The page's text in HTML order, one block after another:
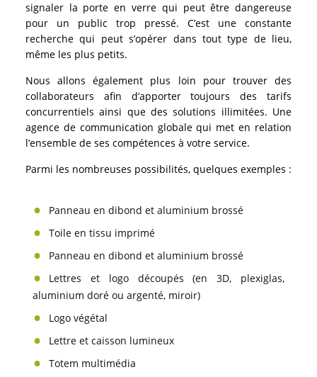
signaler la porte en verre qui peut être dangereuse
pour un public trop pressé. C’est une constante
recherche qui peut s’opérer dans tout type de lieu,
même les plus petits.
Nous allons également plus loin pour trouver des
collaborateurs afin d’apporter toujours des tarifs
concurrentiels ainsi que des solutions illimitées. Une
agence de communication globale qui met en relation
l’ensemble de ses compétences à votre service.
Parmi les nombreuses possibilités, quelques exemples :
Panneau en dibond et aluminium brossé
Toile en tissu imprimé
Panneau en dibond et aluminium brossé
Lettres et logo découpés (en 3D, plexiglas,
aluminium doré ou argenté, miroir)
Logo végétal
Lettre et caisson lumineux
Totem multimédia